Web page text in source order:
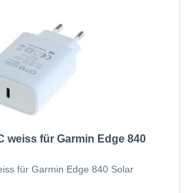
weiss für Garmin Edge 840
für Garmin Edge 840 Solar